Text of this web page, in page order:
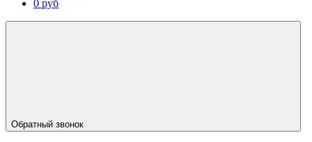
0 руб
Обратный звонок